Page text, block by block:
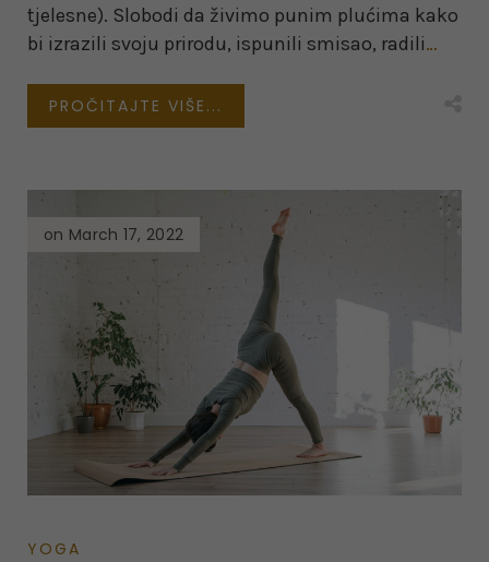
tjelesne). Slobodi da živimo punim plućima kako
bi izrazili svoju prirodu, ispunili smisao, radili…
PROČITAJTE VIŠE...
on March 17, 2022
YOGA